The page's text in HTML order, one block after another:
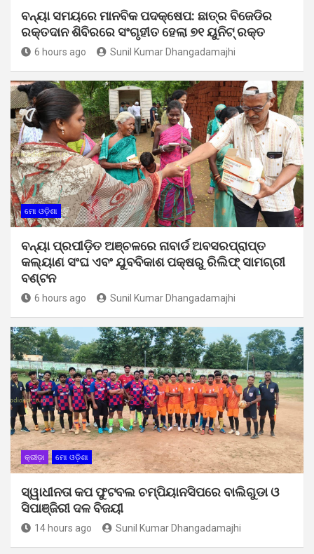
ବନ୍ୟା ସମୟରେ ମାନବିକ ପଦକ୍ଷେପ: ଛାତ୍ର ବିଜେଡିର
ରକ୍ତଦାନ ଶିବିରରେ ସଂଗୃହୀତ ହେଲା ୭୧ ୟୁନିଟ୍ ରକ୍ତ
6 hours ago Sunil Kumar Dhangadamajhi
ମୋ ଓଡ଼ିଶା
ବନ୍ୟା ପ୍ରପୀଡ଼ିତ ଅଞ୍ଚଳରେ ନାବାର୍ଡ ଅବସରପ୍ରାପ୍ତ
କଲ୍ୟାଣ ସଂଘ ଏବଂ ଯୁବବିକାଶ ପକ୍ଷରୁ ରିଲିଫ୍ ସାମଗ୍ରୀ
ବଣ୍ଟନ
6 hours ago Sunil Kumar Dhangadamajhi
କ୍ରୀଡ଼ା ମୋ ଓଡ଼ିଶା
ସ୍ୱାଧୀନତା କପ ଫୁଟବଲ ଚମ୍ପିୟାନସିପରେ ବାଲିଗୁଡା ଓ
ସିପାଞ୍ଜିରୀ ଦଳ ବିଜୟୀ
14 hours ago Sunil Kumar Dhangadamajhi